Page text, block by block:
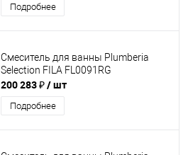
Подробнее
Смеситель для ванны Plumberia
Selection FILA FL0091RG
200 283 ₽/ шт
Подробнее